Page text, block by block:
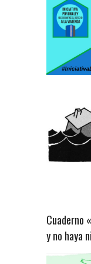
Cuaderno
y no haya